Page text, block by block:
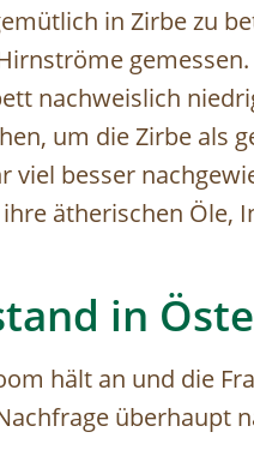
in Zirbe zu
nachweislich
um die Zirbe als
viel besser
ätherischen Öle,
in
hält an und die
überhaupt